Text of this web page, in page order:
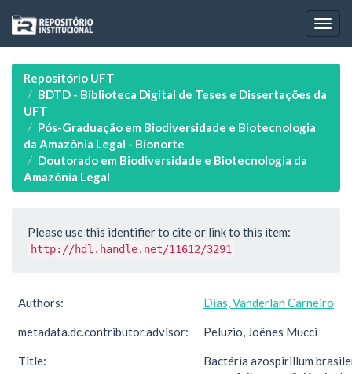
navigation
Repositório UFT
BDTD - Biblioteca Digital de Teses e Dissertações da
UFT
Pós-Graduação em Biodiversidade e Biotecnologia
da Amazônia Legal - Bionorte
Doutorado em Biodiversidade e Biotecnologia da
Amazônia Legal
Please use this identifier to cite or link to this item:
http://hdl.handle.net/11612/3291
Authors: Dias, Vanderlan Carneiro
metadata.dc.contributor.advisor: Peluzio, Joênes Mucci
Title:
Bactéria azospirillum